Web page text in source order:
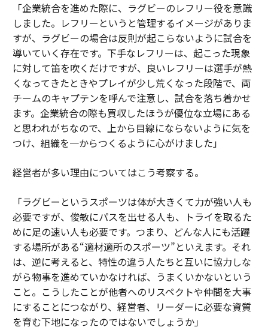
「企業統合を進めた際に、ラグビーのレフリー役を意識
しました。レフリーというと管理するイメージがありま
すが、ラグビーの場合は反則が起こらないように試合を
導いていく存在です。下手なレフリーは、起こった現象
に対して笛を吹くだけですが、良いレフリーは選手が熱
くなってきたときやプレイが少し荒くなった段階で、両
チームのキャプテンを呼んで注意し、試合を落ち着かせ
ます。企業統合の際も買収したほうが優位な立場にある
と思われがちなので、上から目線にならないように気を
つけ、組織を一からつくるように心がけました」
経営者が多い理由についてはこう考察する。
「ラグビーというスポーツは体が大きくて力が強い人も
必要ですが、俊敏にパスを出せる人も、トライを取るた
めに足の速い人も必要です。つまり、どんな人にも活躍
する場所がある“適材適所のスポーツ”といえます。それ
は、逆に考えると、特性の違う人たちと互いに協力しな
がら物事を進めていかなければ、うまくいかないという
こと。こうしたことが他者へのリスペクトや仲間を大事
にすることにつながり、経営者、リーダーに必要な資質
を育む下地になったのではないでしょうか」